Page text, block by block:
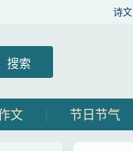
诗文
文 节日节气